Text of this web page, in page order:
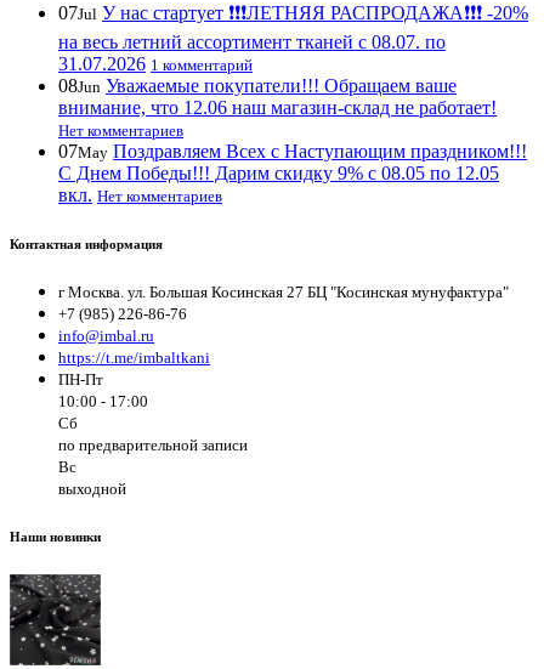
07Jul У нас стартует ❗️❗️❗️ЛЕТНЯЯ РАСПРОДАЖА❗️❗️❗️ -20%
на весь летний ассортимент тканей с 08.07. по
31.07.2026 1 комментарий
08Jun Уважаемые покупатели!!! Обращаем ваше
внимание, что 12.06 наш магазин-склад не работает!
Нет комментариев
07May Поздравляем Всех с Наступающим праздником!!!
С Днем Победы!!! Дарим скидку 9% с 08.05 по 12.05
вкл. Нет комментариев
Контактная информация
г Москва. ул. Большая Косинская 27 БЦ "Косинская мунуфактура"
+7 (985) 226-86-76
info@imbal.ru
https://t.me/imbaltkani
ПН-Пт
10:00 - 17:00
Сб
по предварительной записи
Вс
выходной
Наши новинки